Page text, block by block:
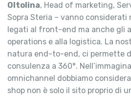
Oltolina, Head of marketing,
Sopra Steria – vanno considerati
legati al front-end ma anche gli
operations e alla logistica. La
natura end-to-end, ci permette
consulenza a 360°.
omnichannel dobbiamo
shop non è solo il sito proprio di